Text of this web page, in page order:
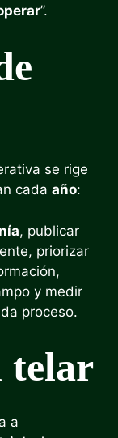
”.
se rige
cada año:
, publicar
priorizar
y medir
proceso.
telar
a